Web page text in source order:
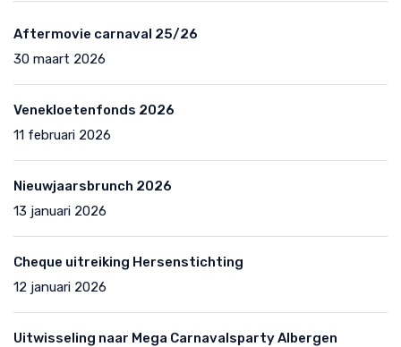
Aftermovie carnaval 25/26
30 maart 2026
Venekloetenfonds 2026
11 februari 2026
Nieuwjaarsbrunch 2026
13 januari 2026
Cheque uitreiking Hersenstichting
12 januari 2026
Uitwisseling naar Mega Carnavalsparty Albergen